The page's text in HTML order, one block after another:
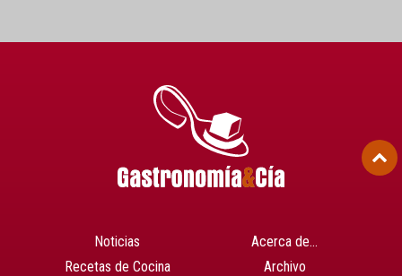
Noticias
Recetas de Cocina
Acerca de…
Archivo